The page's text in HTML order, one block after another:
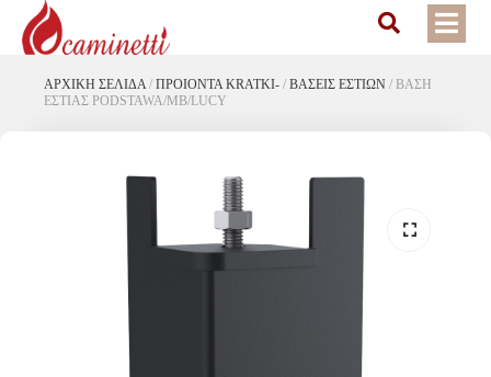
ΑΡΧΙΚΉ ΣΕΛΊΔΑ / ΠΡΟΙΟΝΤΑ KRATKI- / ΒΑΣΕΙΣ ΕΣΤΙΩΝ / ΒΑΣΗ
ΕΣΤΙΑΣ PODSTAWA/MB/LUCY